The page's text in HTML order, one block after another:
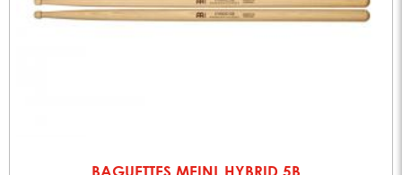
BAGUETTES MEINL HYBRID 5B